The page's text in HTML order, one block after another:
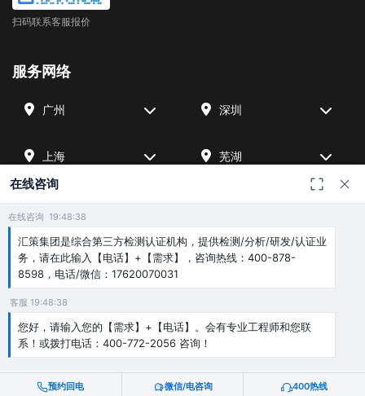
扫码联系客服报价
服务网络
广州 深圳
上海 芜湖
四川 宁波
北京 武汉
友情链接
广州海沣检测 汇策可靠性检测 深圳晟安检测
© 2026 深圳汇策众创空间管理有限公司 & 广州海沣检测认证有限公司
在线咨询
在线咨询 19:48:38
汇策集团是综合第三方检测认证机构，提供检测/分析/研发/认证业
务，请在此输入【电话】+【需求】，咨询热线：400-878-
8598，电话/微信：17620070031
客服 19:48:38
您好，请输入您的【需求】+【电话】。会有专业工程师和您联
系！或拨打电话：400-772-2056 咨询！
预约回电 微信/电咨询 400热线